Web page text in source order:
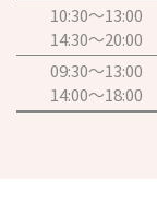
10:30～13:00
14:30～20:00
09:30～13:00
14:00～18:00